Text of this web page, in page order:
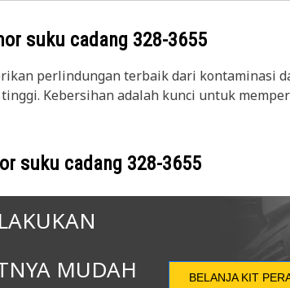
suku cadang 328-3655
perlindungan terbaik dari kontaminasi
Kebersihan adalah kunci untuk
suku cadang 328-3655
MUDAH
BELANJA KIT